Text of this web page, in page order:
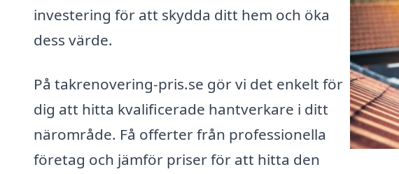
investering för att skydda ditt hem och öka
dess värde.
På takrenovering-pris.se gör vi det enkelt för
dig att hitta kvalificerade hantverkare i ditt
närområde. Få offerter från professionella
företag och jämför priser för att hitta den